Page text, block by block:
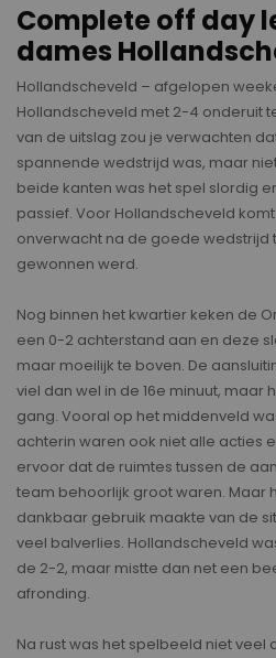
Complete off day
dames
Hollandscheveld – afgelopen
Hollandscheveld met 2-4 onderuit
van de uitslag zou je verwachten
spannende wedstrijd was, maar
beide kanten was het spel slordig
passief. Voor Hollandscheveld
onverwacht na de goede wedstrijd
gewonnen werd.
Nog binnen het kwartier keken de
een 0-2 achterstand aan en deze
maar moeilijk te boven. De
viel dan wel in de 16e minuut, maar
gang. Vooral op het middenveld
achterin waren ook niet alle acties
ervoor dat de ruimtes tussen de
team behoorlijk groot waren. Maar
dankbaar gebruik maakte van de
veel balverlies. Hollandscheveld
de 2-2, maar mistte dan net een
afronding.
Na rust was het spelbeeld niet veel